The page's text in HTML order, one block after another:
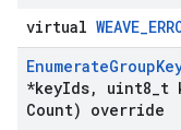
virtual
EnumerateGroup
*keyIds, uint8 t
Count) override